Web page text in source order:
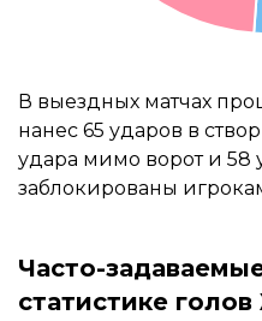
В выездных матчах
нанес 65 ударов в
удара мимо ворот и 58
заблокированы
Часто-
статистике